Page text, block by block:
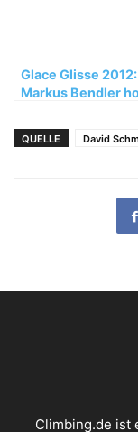
Glace Glisse 2012:
Markus Bendler
QUELLE David
Climbing.de ist